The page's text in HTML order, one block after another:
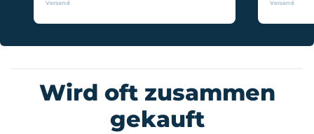
Versand
Versand
Wird oft zusammen
gekauft